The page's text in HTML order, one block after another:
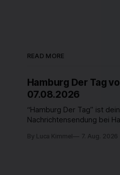
READ MORE
Hamburg Der Tag
07.08.2026
“Hamburg Der Tag” ist
Nachrichtensendung bei
beschäftigt die
By Luca Kimmel 7. Aug. 2026